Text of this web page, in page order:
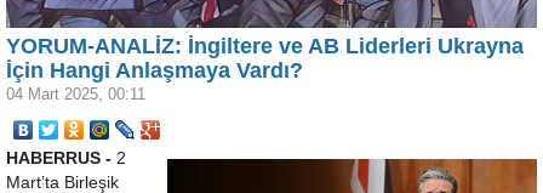
YORUM-ANALİZ: İngiltere ve AB Liderleri Ukrayna
İçin Hangi Anlaşmaya Vardı?
04 Mart 2025, 00:11
HABERRUS - 2
Mart’ta Birleşik